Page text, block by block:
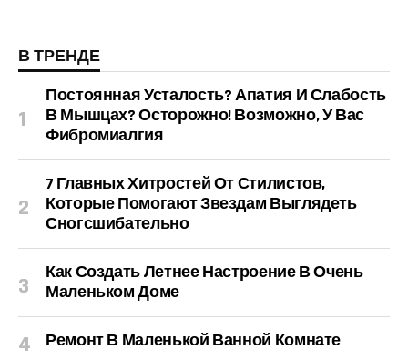
В ТРЕНДЕ
Постоянная Усталость? Апатия И Слабость
В Мышцах? Осторожно! Возможно, У Вас
Фибромиалгия
7 Главных Хитростей От Стилистов,
Которые Помогают Звездам Выглядеть
Сногсшибательно
Как Создать Летнее Настроение В Очень
Маленьком Доме
Ремонт В Маленькой Ванной Комнате